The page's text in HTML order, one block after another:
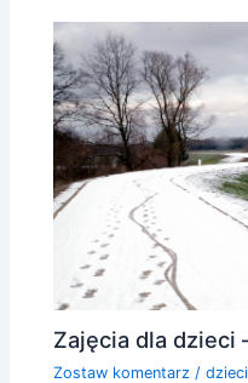
Zajęcia dla dzieci
Zostaw komentarz /dzieci